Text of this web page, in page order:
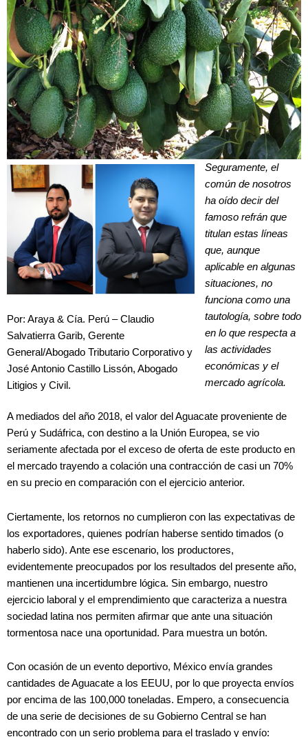
Por: Araya & Cía. Perú – Claudio
Salvatierra Garib, Gerente
General/Abogado Tributario Corporativo y
José Antonio Castillo Lissón, Abogado
Litigios y Civil.
Seguramente, el
común de nosotros
ha oído decir del
famoso refrán que
titulan estas líneas
que, aunque
aplicable en algunas
situaciones, no
funciona como una
tautología, sobre todo
en lo que respecta a
las actividades
económicas y el
mercado agrícola.
A mediados del año 2018, el valor del Aguacate proveniente de
Perú y Sudáfrica, con destino a la Unión Europea, se vio
seriamente afectada por el exceso de oferta de este producto en
el mercado trayendo a colación una contracción de casi un 70%
en su precio en comparación con el ejercicio anterior.
Ciertamente, los retornos no cumplieron con las expectativas de
los exportadores, quienes podrían haberse sentido timados (o
haberlo sido). Ante ese escenario, los productores,
evidentemente preocupados por los resultados del presente año,
mantienen una incertidumbre lógica. Sin embargo, nuestro
ejercicio laboral y el emprendimiento que caracteriza a nuestra
sociedad latina nos permiten afirmar que ante una situación
tormentosa nace una oportunidad. Para muestra un botón.
Con ocasión de un evento deportivo, México envía grandes
cantidades de Aguacate a los EEUU, por lo que proyecta envíos
por encima de las 100,000 toneladas. Empero, a consecuencia
de una serie de decisiones de su Gobierno Central se han
encontrado con un serio problema para el traslado y envío: